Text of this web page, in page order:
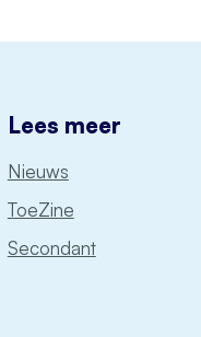
Lees meer
Nieuws
ToeZine
Secondant